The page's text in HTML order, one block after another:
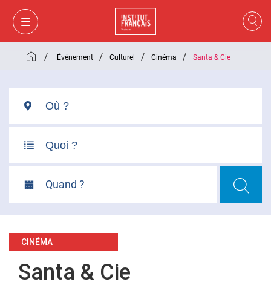
/ Événement / Culturel / Cinéma / Santa & Cie
Quand ?
CINÉMA
Santa & Cie